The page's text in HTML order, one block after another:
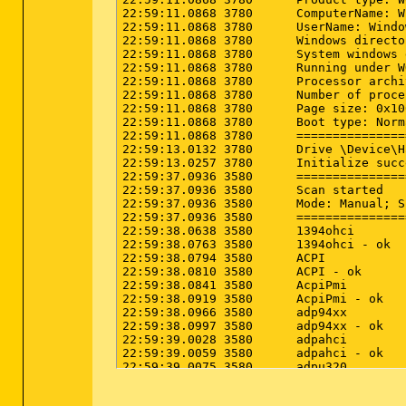
MsConfig:64bit - StartUpFolder:
MsConfig:64bit - StartUpReg: DAEMON
MsConfig:64bit - StartUpReg: Eraser -
MsConfig:64bit - StartUpReg: RGSC -
MsConfig:64bit - StartUpReg:
MsConfig:64bit - StartUpReg: Steam -
MsConfig:64bit - StartUpReg:
MsConfig:64bit - StartUpReg:
MsConfig:64bit - State: "startup" -
SafeBootMin:64bit: AppMgmt -
SafeBootMin:64bit: Base - Driver Group
SafeBootMin:64bit: Boot Bus Extender -
SafeBootMin:64bit: Boot file system -
SafeBootMin:64bit: File system - Driver
SafeBootMin:64bit: Filter - Driver
SafeBootMin:64bit: HelpSvc - Service
SafeBootMin:64bit: PCI Configuration -
SafeBootMin: 64bit: PNP Filter - Driver
SafeBootMin: 64bit: Primary disk -
SafeBootMin: 64bit: sacsvr - Service
SafeBootMin:64bit: SCSI Class - Driver
SafeBootMin:64bit: System Bus
SafeBootMin:64bit: vmms - Service
SafeBootMin:64bit: {36FC9E60-C465-
SafeBootMin:64bit: {4D36E965-E325-